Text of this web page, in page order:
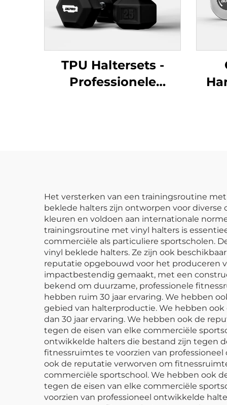
TPU Haltersets -
Professionele
Het versterken van een trainingsroutine
beklede halters zijn ontworpen voor
kleuren en voldoen aan internationale
trainingsroutine met vinyl halters is
commerciële als particuliere sportscholen.
vinyl beklede halters. Ze zijn ook
reputatie opgebouwd voor het produceren
impactbestendig gemaakt, met een
bekend om duurzame, professionele
hebben ruim 30 jaar ervaring. We hebben
gebied van halterproductie. We hebben
dan 30 jaar ervaring. We hebben ook de
tegen de eisen van elke commerciële
ontwikkelde halters die bestand zijn tegen
fitnessruimtes te voorzien van
ook de reputatie verworven om
commerciële sportschool. We hebben ook
tegen de eisen van elke commerciële
voorzien van professioneel ontwikkelde